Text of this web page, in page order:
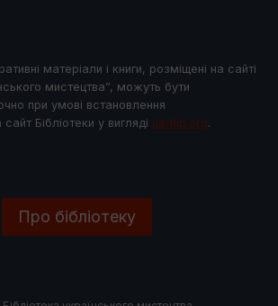
матеріали і книги, розміщені на сайті
мистецтва”, можуть бути
при умові встановлення
Бібліотеки у виглядi uartlib.org.
Про бібліотеку